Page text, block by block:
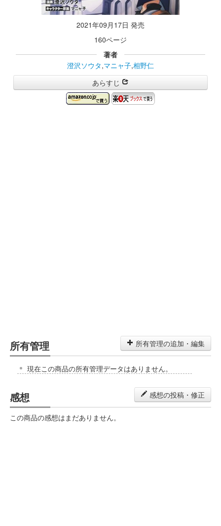
2021年09月17日 発売
160ページ
著者
澄沢ソウタ,マニャ子,相野仁
あらすじ
所有管理 所有管理の追加・編集
現在この商品の所有管理データはありません。
感想 感想の投稿・修正
この商品の感想はまだありません。